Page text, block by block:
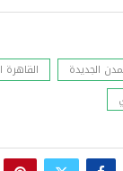
الجديدة
القاهرة